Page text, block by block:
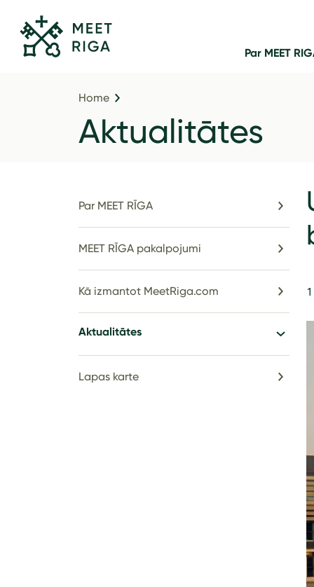
Par MEET
Home
Aktualitātes
Par MEET RĪGA
MEET RĪGA pakalpojumi
Kā izmantot MeetRiga.com
Aktualitātes
Lapas karte